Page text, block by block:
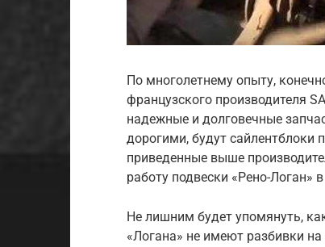
По многолетнему опыту,
французского производителя
надежные и долговечные
дорогими, будут сайлентблоки
приведенные выше
работу подвески «Рено-Логан»
Не лишним будет упомянуть,
«Логана» не имеют разбивки на